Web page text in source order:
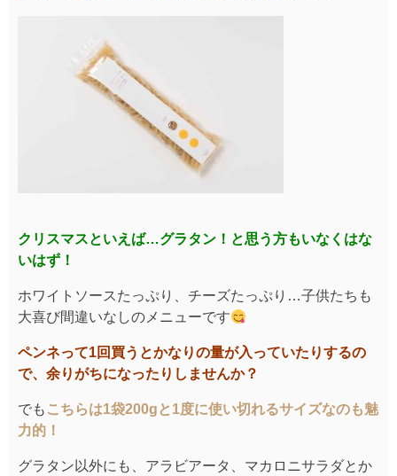
クリスマスといえば…グラタン！と思う方もいなくはな
いはず！
ホワイトソースたっぷり、チーズたっぷり…子供たちも
大喜び間違いなしのメニューです
ペンネって1回買うとかなりの量が入っていたりするの
で、余りがちになったりしませんか？
でも こちらは1袋200gと1度に使い切れるサイズなのも魅
力的！
グラタン以外にも、アラビアータ、マカロニサラダとか